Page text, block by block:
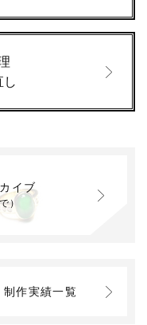
し
イブ
）
制作実績一覧